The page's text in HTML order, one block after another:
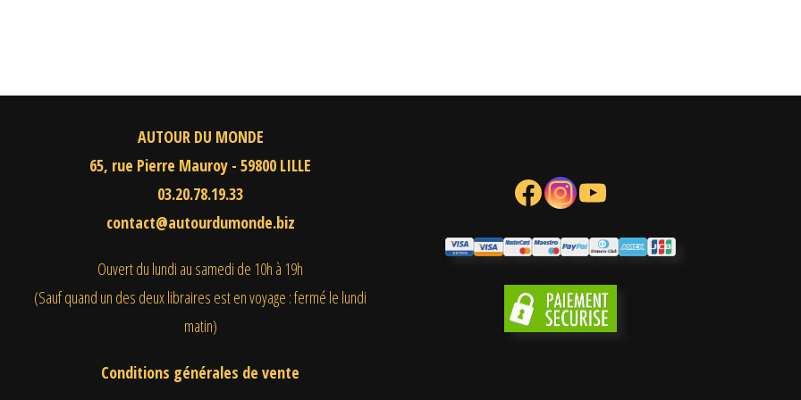
AUTOUR DU MONDE
65, rue Pierre Mauroy - 59800 LILLE
03.20.78.19.33
contact@autourdumonde.biz
Ouvert du lundi au samedi de 10h à 19h
(Sauf quand un des deux libraires est en voyage : fermé le lundi
matin)
Conditions générales de vente
Facebook Instagram YouTube